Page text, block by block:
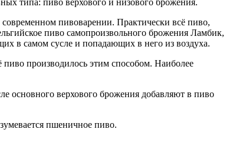
пивоварении. Практически всё пиво,
пиво самопроизвольного брожения Ламбик,
в самом сусле и попадающих в него из воздуха.
производилось этим способом. Наиболее
основного верхового брожения добавляют в пиво
пшеничное пиво.